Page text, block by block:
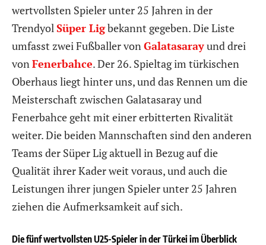
wertvollsten Spieler unter 25 Jahren in der
Trendyol Süper Ligbekannt gegeben. Die Liste
umfasst zwei Fußballer von Galatasarayund drei
von Fenerbahce. Der 26. Spieltag im türkischen
Oberhaus liegt hinter uns, und das Rennen um die
Meisterschaft zwischen Galatasaray und
Fenerbahce geht mit einer erbitterten Rivalität
weiter. Die beiden Mannschaften sind den anderen
Teams der Süper Lig aktuell in Bezug auf die
Qualität ihrer Kader weit voraus, und auch die
Leistungen ihrer jungen Spieler unter 25 Jahren
ziehen die Aufmerksamkeit auf sich.
Die fünf wertvollsten U25-Spieler in der Türkei im Überblick